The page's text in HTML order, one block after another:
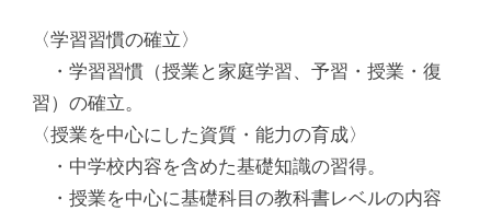
〈学習習慣の確立〉
・学習習慣（授業と家庭学習、予習・授業・復
習）の確立。
〈授業を中心にした資質・能力の育成〉
・中学校内容を含めた基礎知識の習得。
・授業を中心に基礎科目の教科書レベルの内容